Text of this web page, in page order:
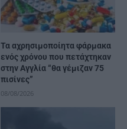
Τα αχρησιμοποίητα φάρμακα
ενός χρόνου που πετάχτηκαν
στην Αγγλία “θα γέμιζαν 75
πισίνες”
08/08/2026